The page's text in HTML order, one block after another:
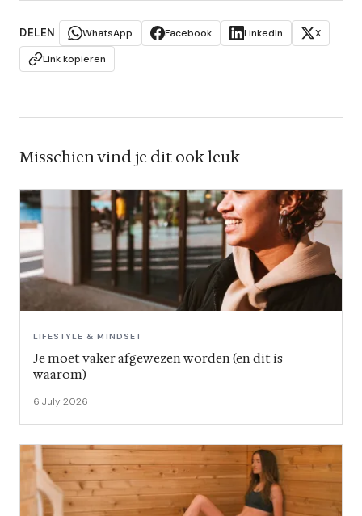
DELEN WhatsApp Facebook LinkedIn
X
Link kopieren
Misschien vind je dit ook leuk
LIFESTYLE & MINDSET
Je moet vaker afgewezen worden (en dit is
waarom)
6 July 2026